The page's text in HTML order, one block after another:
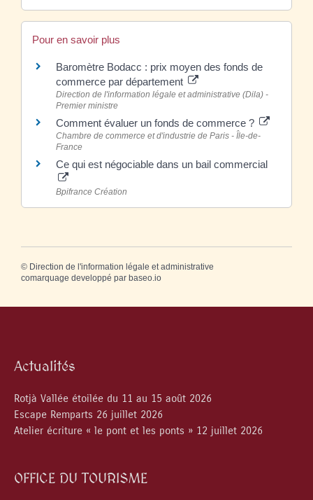
Pour en savoir plus
Baromètre Bodacc : prix moyen des fonds de
commerce par département
Direction de l'information légale et administrative (Dila) -
Premier ministre
Comment évaluer un fonds de commerce ?
Chambre de commerce et d'industrie de Paris - Île-de-
France
Ce qui est négociable dans un bail commercial
Bpifrance Création
© Direction de l'information légale et administrative
comarquage developpé par baseo.io
Actualités
Rotjà Vallée étoilée du 11 au 15 août 2026
Escape Remparts 26 juillet 2026
Atelier écriture « le pont et les ponts » 12 juillet 2026
OFFICE DU TOURISME